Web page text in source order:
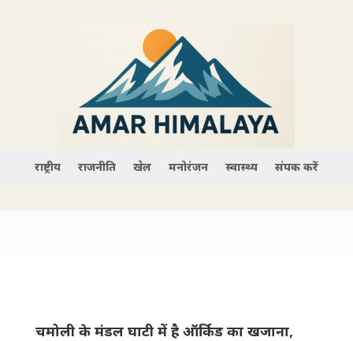
राष्ट्रीय राजनीति खेल मनोरंजन स्वास्थ्य संपर्क करें
चमोली के मंडल घाटी में है ऑर्किड का खजाना,